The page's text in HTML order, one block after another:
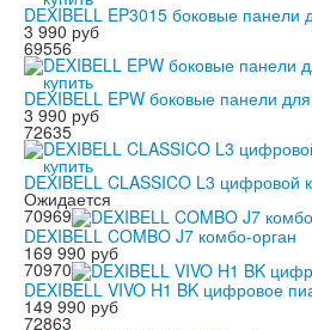
DEXIBELL EP3015 боковые панели
3 990 руб
69556
DEXIBELL EPW боковые панели
3 990 руб
72635
DEXIBELL CLASSICO L3 цифровой
Ожидается
70969
DEXIBELL COMBO J7 комбо-орган
169 990 руб
70970
DEXIBELL VIVO H1 BK цифровое
149 990 руб
72863